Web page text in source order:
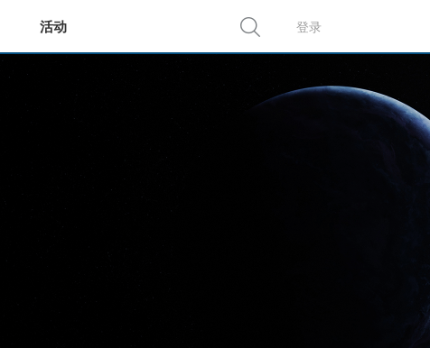
活动 登录